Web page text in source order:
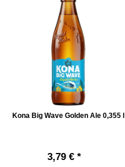
Kona Big Wave Golden Ale 0,355 l
3,79 € *